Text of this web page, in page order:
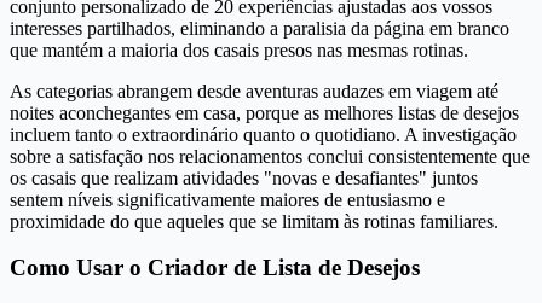
conjunto personalizado de 20 experiências ajustadas aos vossos
interesses partilhados, eliminando a paralisia da página em branco
que mantém a maioria dos casais presos nas mesmas rotinas.
As categorias abrangem desde aventuras audazes em viagem até
noites aconchegantes em casa, porque as melhores listas de desejos
incluem tanto o extraordinário quanto o quotidiano. A investigação
sobre a satisfação nos relacionamentos conclui consistentemente que
os casais que realizam atividades "novas e desafiantes" juntos
sentem níveis significativamente maiores de entusiasmo e
proximidade do que aqueles que se limitam às rotinas familiares.
Como Usar o Criador de Lista de Desejos